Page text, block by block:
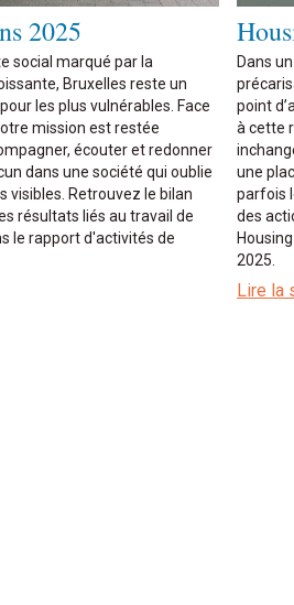
2025
social marqué par la
Bruxelles reste un
les plus vulnérables. Face
mission est restée
écouter et redonner
dans une société qui oublie
visibles. Retrouvez le bilan
résultats liés au travail de
le rapport d'activités de
Dans
point
à cette
une
parfois
des
2025.
Lire la